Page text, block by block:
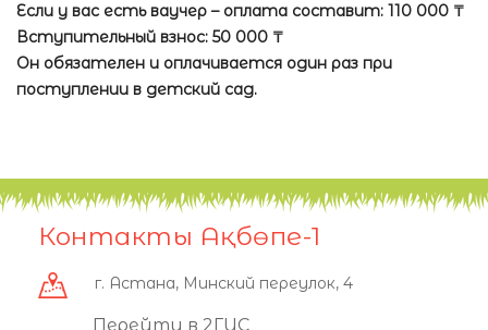
Если у вас есть ваучер – оплата составит: 110 000 ₸
Вступительный взнос: 50 000 ₸
Он обязателен и оплачивается один раз при
поступлении в детский сад.
Контакты Ақбөпе-1
г. Астана, Минский переулок, 4
Перейти в 2ГИС